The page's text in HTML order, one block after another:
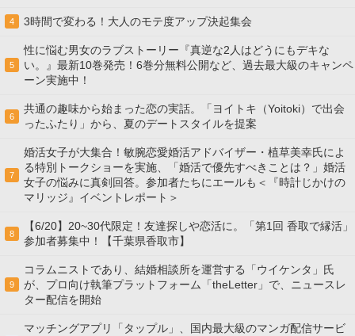
4 3時間で変わる！大人のモテ度アップ決起集会
5
性に悩む男女のラブストーリー『真逆な2人はどうにもデキな
い。』最新10巻発売！6巻分無料公開など、過去最大級のキャンペ
ーン実施中！
6
共通の趣味から始まった恋の実話。「ヨイトキ（Yoitoki）で出会
ったふたり」から、夏のデートスタイルを提案
7
婚活女子が大集合！敏腕恋愛婚活アドバイザー・植草美幸氏によ
る特別トークショーを実施、「婚活で優先すべきことは？」婚活
女子の悩みに真剣回答。参加者たちにエールも＜『時計じかけの
マリッジ』イベントレポート＞
8
【6/20】20~30代限定！友達探しや恋活に。「第1回 香取で縁活」
参加者募集中！【千葉県香取市】
9
コラムニストであり、結婚相談所を運営する「ウイケンタ」氏
が、プロ向け執筆プラットフォーム「theLetter」で、ニュースレ
ター配信を開始
マッチングアプリ「タップル」、国内最大級のマンガ配信サービ